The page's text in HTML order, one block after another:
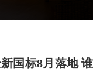
国标8月落地